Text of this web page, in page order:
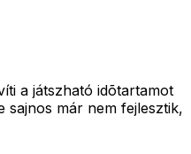
a játszható idõtartamot
sajnos már nem fejlesztik,